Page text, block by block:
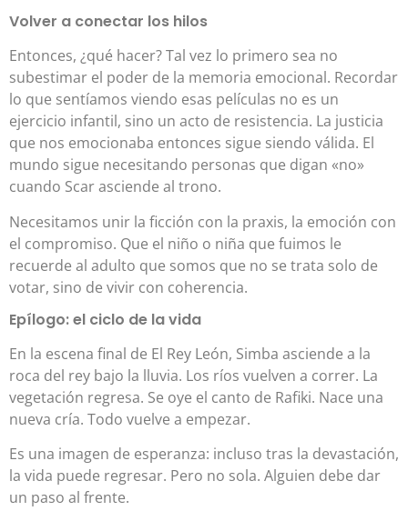
Volver a conectar los hilos
Entonces, ¿qué hacer? Tal vez lo primero sea no
subestimar el poder de la memoria emocional. Recordar
lo que sentíamos viendo esas películas no es un
ejercicio infantil, sino un acto de resistencia. La justicia
que nos emocionaba entonces sigue siendo válida. El
mundo sigue necesitando personas que digan «no»
cuando Scar asciende al trono.
Necesitamos unir la ficción con la praxis, la emoción con
el compromiso. Que el niño o niña que fuimos le
recuerde al adulto que somos que no se trata solo de
votar, sino de vivir con coherencia.
Epílogo: el ciclo de la vida
En la escena final de El Rey León, Simba asciende a la
roca del rey bajo la lluvia. Los ríos vuelven a correr. La
vegetación regresa. Se oye el canto de Rafiki. Nace una
nueva cría. Todo vuelve a empezar.
Es una imagen de esperanza: incluso tras la devastación,
la vida puede regresar. Pero no sola. Alguien debe dar
un paso al frente.